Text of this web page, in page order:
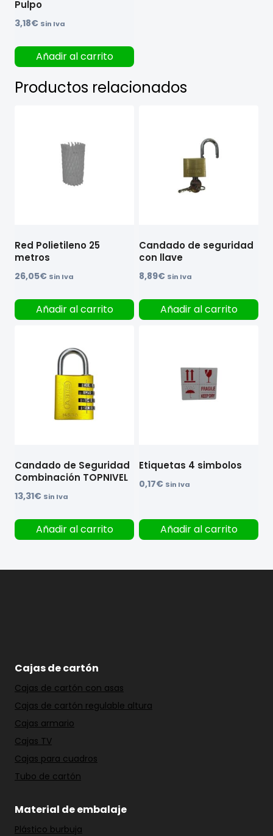
Pulpo
3,18€ Sin Iva
Añadir al carrito
Productos relacionados
Red Polietileno 25
metros
26,05€ Sin Iva
Añadir al carrito
Candado de seguridad
con llave
8,89€ Sin Iva
Añadir al carrito
Candado de Seguridad
Combinación TOPNIVEL
13,31€ Sin Iva
Añadir al carrito
Etiquetas 4 simbolos
0,17€ Sin Iva
Añadir al carrito
Cajas de cartón
Cajas de cartón con asas
Cajas de cartón regulable altura
Cajas armario
Cajas TV
Cajas para cuadros
Tubo de cartón
Material de embalaje
Plástico burbuja